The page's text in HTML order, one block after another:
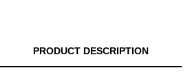
PRODUCT DESCRIPTION